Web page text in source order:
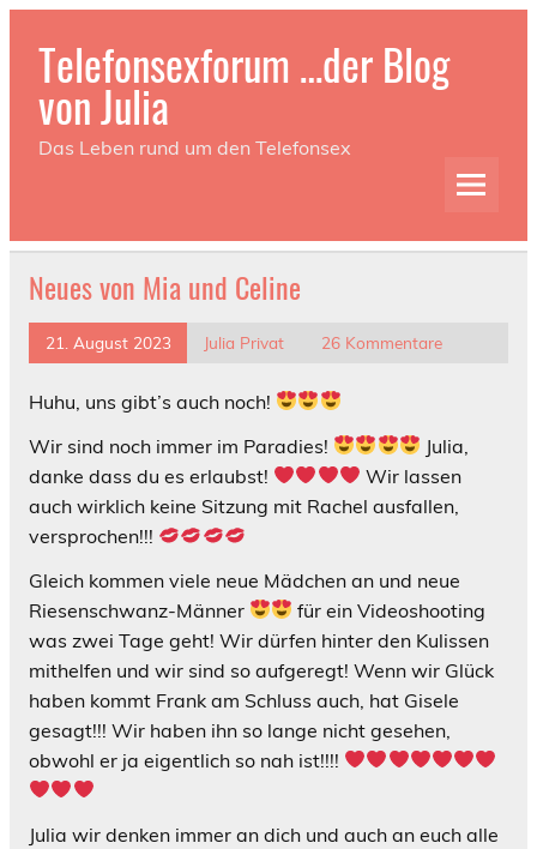
Telefonsexforum …der Blog
von Julia
Das Leben rund um den Telefonsex
Neues von Mia und Celine
21. August 2023 Julia Privat 26 Kommentare
Huhu, uns gibt’s auch noch!
Wir sind noch immer im Paradies!
Julia,
danke dass du es erlaubst!
Wir lassen
auch wirklich keine Sitzung mit Rachel ausfallen,
versprochen!!!
Gleich kommen viele neue Mädchen an und neue
Riesenschwanz-Männer
für ein Videoshooting
was zwei Tage geht! Wir dürfen hinter den Kulissen
mithelfen und wir sind so aufgeregt! Wenn wir Glück
haben kommt Frank am Schluss auch, hat Gisele
gesagt!!! Wir haben ihn so lange nicht gesehen,
obwohl er ja eigentlich so nah ist!!!!
Julia wir denken immer an dich und auch an euch alle